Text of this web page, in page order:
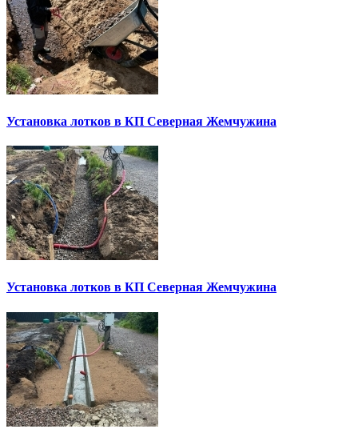
Установка лотков в КП Северная Жемчужина
Установка лотков в КП Северная Жемчужина